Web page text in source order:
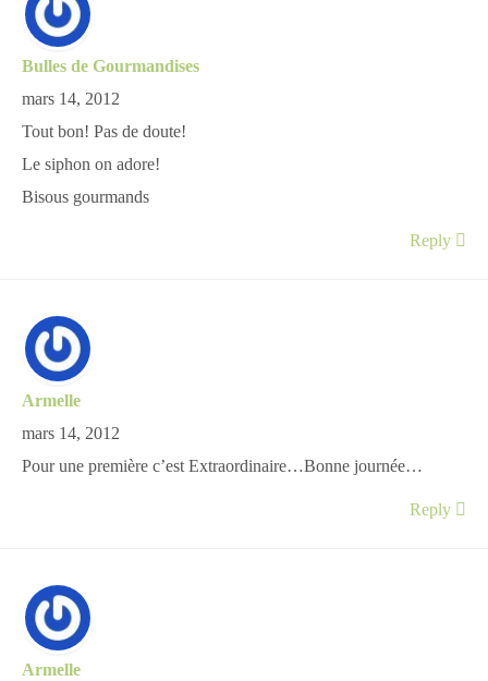
Bulles de Gourmandises
mars 14, 2012
Tout bon! Pas de doute!
Le siphon on adore!
Bisous gourmands
Reply
Armelle
mars 14, 2012
Pour une première c’est Extraordinaire…Bonne journée…
Reply
Armelle